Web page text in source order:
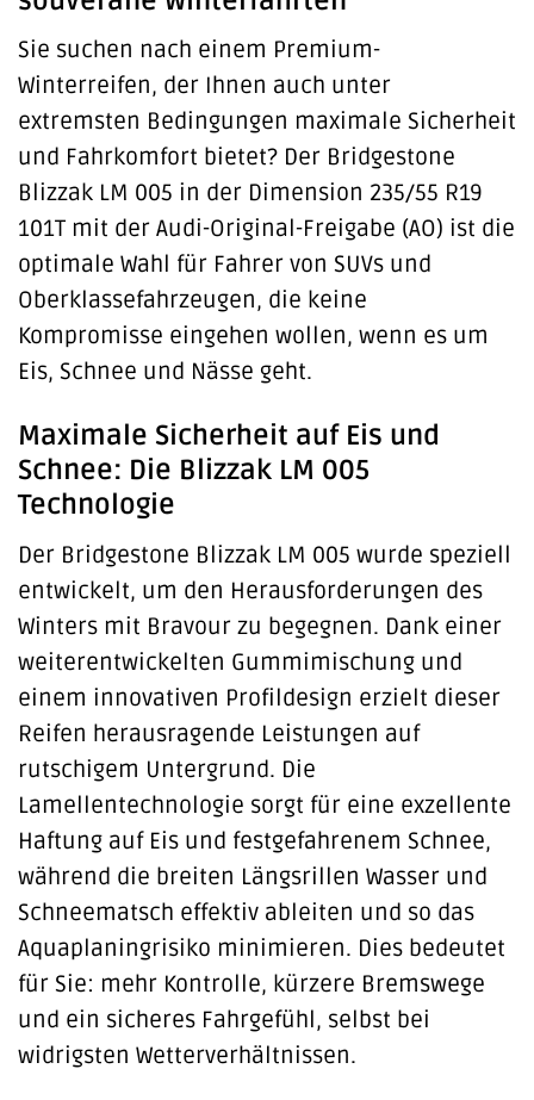
Sie suchen nach einem Premium-
Winterreifen, der Ihnen auch unter
extremsten Bedingungen maximale Sicherheit
und Fahrkomfort bietet? Der Bridgestone
Blizzak LM 005 in der Dimension 235/55 R19
101T mit der Audi-Original-Freigabe (AO) ist die
optimale Wahl für Fahrer von SUVs und
Oberklassefahrzeugen, die keine
Kompromisse eingehen wollen, wenn es um
Eis, Schnee und Nässe geht.
Maximale Sicherheit auf Eis und
Schnee: Die Blizzak LM 005
Technologie
Der Bridgestone Blizzak LM 005 wurde speziell
entwickelt, um den Herausforderungen des
Winters mit Bravour zu begegnen. Dank einer
weiterentwickelten Gummimischung und
einem innovativen Profildesign erzielt dieser
Reifen herausragende Leistungen auf
rutschigem Untergrund. Die
Lamellentechnologie sorgt für eine exzellente
Haftung auf Eis und festgefahrenem Schnee,
während die breiten Längsrillen Wasser und
Schneematsch effektiv ableiten und so das
Aquaplaningrisiko minimieren. Dies bedeutet
für Sie: mehr Kontrolle, kürzere Bremswege
und ein sicheres Fahrgefühl, selbst bei
widrigsten Wetterverhältnissen.